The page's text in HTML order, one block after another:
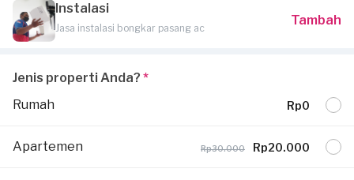
Instalasi
Jasa instalasi bongkar pasang ac
Tambah
Jenis properti Anda? *
Rumah
Rp0
Apartemen Rp30.000 Rp20.000